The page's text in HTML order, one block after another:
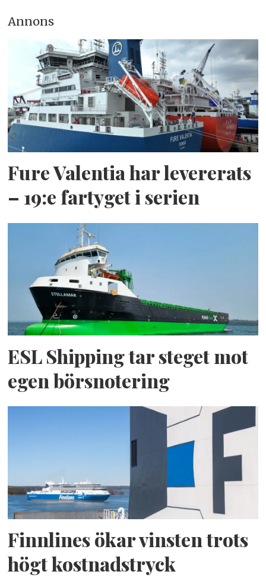
Annons
Fure Valentia har levererats
– 19:e fartyget i serien
ESL Shipping tar steget mot
egen börsnotering
Finnlines ökar vinsten trots
högt kostnadstryck